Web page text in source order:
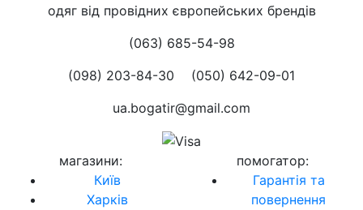
одяг від провідних європейських брендів
(063) 685-54-98
(098) 203-84-30
(050) 642-09-01
ua.bogatir@gmail.com
магазини:
Київ
Харків
помогатор:
Гарантія та
повернення